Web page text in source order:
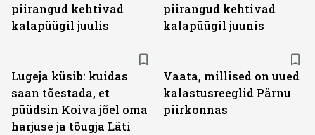
piirangud kehtivad
kalapüügil juulis
piirangud kehtivad
kalapüügil juunis
Lugeja küsib: kuidas
saan tõestada, et
püüdsin Koiva jõel oma
harjuse ja tõugja Läti
Vaata, millised on uued
kalastusreeglid Pärnu
piirkonnas